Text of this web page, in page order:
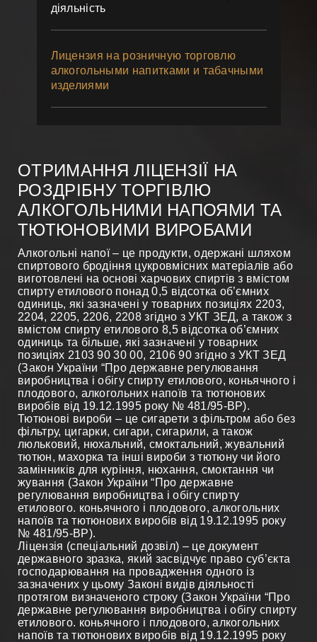
діяльність
Лицензия на розничную торговлю
алкогольными напитками и табачными
изделиями
ОТРИМАННЯ ЛІЦЕНЗІЇ НА
РОЗДРІБНУ ТОРГІВЛЮ
АЛКОГОЛЬНИМИ НАПОЯМИ ТА
ТЮТЮНОВИМИ ВИРОБАМИ
Алкогольні напої – це продукти, одержані шляхом
спиртового бродіння цукровмісних матеріалів або
виготовлені на основі харчових спиртів з вмістом
спирту етилового понад 0,5 відсотка об’ємних
одиниць, які зазначені у товарних позиціях 2203,
2204, 2205, 2206, 2208 згідно з УКТ ЗЕД, а також з
вмістом спирту етилового 8,5 відсотка об’ємних
одиниць та більше, які зазначені у товарних
позиціях 2103 90 30 00, 2106 90 згідно з УКТ ЗЕД
(Закон України “Про державне регулювання
виробництва і обігу спирту етилового, коньячного і
плодового, алкогольних напоїв та тютюнових
виробів від 19.12.1995 року № 481/95-ВР).
Тютюнові вироби – це сигарети з фільтром або без
фільтру, цигарки, сигари, сигарили, а також
люльковий, нюхальний, смоктальний, жувальний
тютюн, махорка та інші вироби з тютюну чи його
замінників для куріння, нюхання, смоктання чи
жування (Закон України “Про державне
регулювання виробництва і обігу спирту
етилового. коньячного і плодового, алкогольних
напоїв та тютюнових виробів від 19.12.1995 року
№ 481/95-ВР).
Ліцензія (спеціальний дозвіл) – це документ
державного зразка, який засвідчує право суб’єкта
господарювання на провадження одного із
зазначених у цьому Законі видів діяльності
протягом визначеного строку (Закон України “Про
державне регулювання виробництва і обігу спирту
етилового. коньячного і плодового, алкогольних
напоїв та тютюнових виробів від 19.12.1995 року